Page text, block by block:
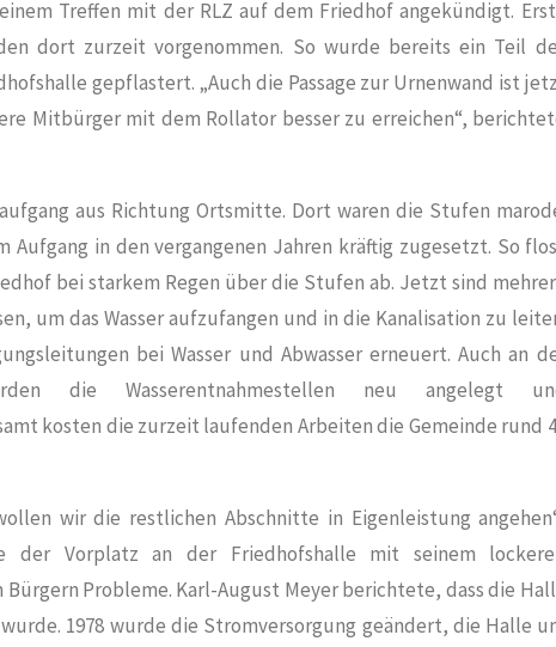
Treffen mit der RLZ auf dem Friedhof angekündigt.
dort zurzeit vorgenommen. So wurde bereits ein Teil
gepflastert. „Auch die Passage zur Urnenwand ist
Mitbürger mit dem Rollator besser zu erreichen“,
aus Richtung Ortsmitte. Dort waren die Stufen
Aufgang in den vergangenen Jahren kräftig zugesetzt. So
bei starkem Regen über die Stufen ab. Jetzt sind
um das Wasser aufzufangen und in die Kanalisation zu
bei Wasser und Abwasser erneuert. Auch an
die Wasserentnahmestellen neu angelegt
kosten die zurzeit laufenden Arbeiten die Gemeinde rund
wir die restlichen Abschnitte in Eigenleistung
der Vorplatz an der Friedhofshalle mit seinem
Probleme. Karl-August Meyer berichtete, dass die
1978 wurde die Stromversorgung geändert, die Halle